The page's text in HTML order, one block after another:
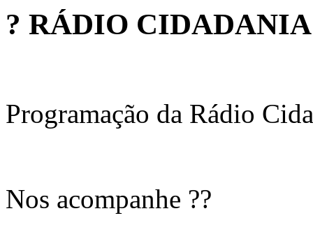
? RÁDIO CIDADANIA
Programação da Rádio
Nos acompanhe ??